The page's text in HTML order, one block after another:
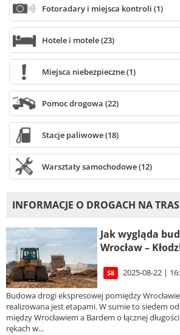
Fotoradary i miejsca kontroli (1)
Hotele i motele (23)
Miejsca niebezpieczne (1)
Pomoc drogowa (22)
Stacje paliwowe (18)
Warsztaty samochodowe (12)
INFORMACJE O DROGACH NA
Jak wygląda
Wrocław –
S8 2025-08-22 |
Budowa drogi ekspresowej pomiędzy
realizowana jest etapami. W sumie to siedem
między Wrocławiem a Bardem o łącznej
rękach w...